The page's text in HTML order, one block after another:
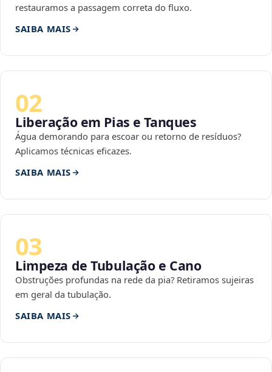
restauramos a passagem correta do fluxo.
SAIBA MAIS
02
Liberação em Pias e Tanques
Água demorando para escoar ou retorno de resíduos?
Aplicamos técnicas eficazes.
SAIBA MAIS
03
Limpeza de Tubulação e Cano
Obstruções profundas na rede da pia? Retiramos sujeiras
em geral da tubulação.
SAIBA MAIS